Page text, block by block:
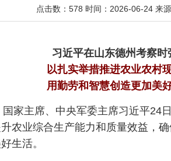
点击数： 578 时间：2026-06-24 来
习近平在山东德州考察时
以扎实举措推进农业农村
用勤劳和智慧创造更加美
家主席、中央军委主席习近平24
农业综合生产能力和质量效益，
生活。